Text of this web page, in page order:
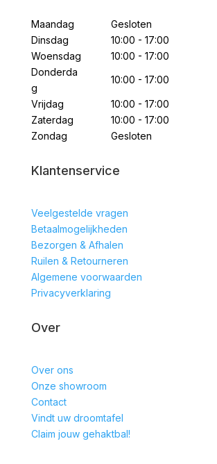
Maandag
Gesloten
Dinsdag
10:00 - 17:00
Woensdag
10:00 - 17:00
Donderda
g
10:00 - 17:00
Vrijdag
10:00 - 17:00
Zaterdag
10:00 - 17:00
Zondag
Gesloten
Klantenservice
Veelgestelde vragen
Betaalmogelijkheden
Bezorgen & Afhalen
Ruilen & Retourneren
Algemene voorwaarden
Privacyverklaring
Over
Over ons
Onze showroom
Contact
Vindt uw droomtafel
Claim jouw gehaktbal!